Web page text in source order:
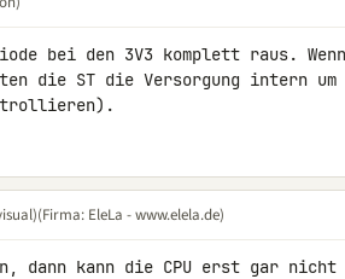
bei den 3V3 komplett raus.
die ST die Versorgung intern
(Firma: EleLa - www.elela.de)
dann kann die CPU erst gar